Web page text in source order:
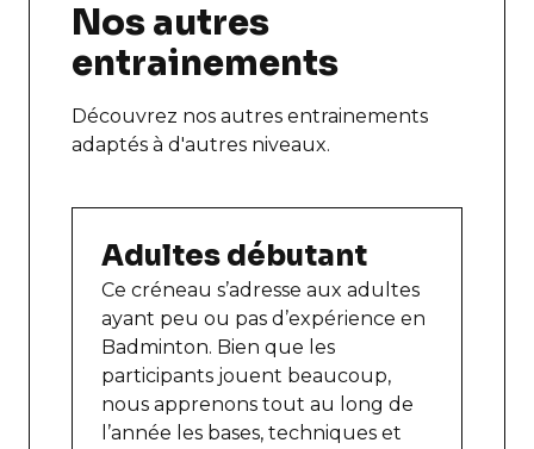
Nos autres
entrainements
Découvrez nos autres entrainements
adaptés à d'autres niveaux.
Adultes débutant
Ce créneau s’adresse aux adultes
ayant peu ou pas d’expérience en
Badminton. Bien que les
participants jouent beaucoup,
nous apprenons tout au long de
l’année les bases, techniques et